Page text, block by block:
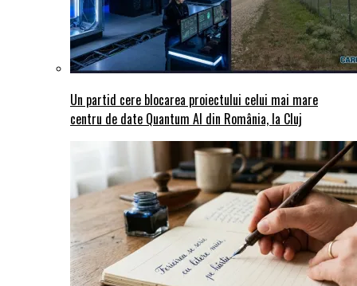
Un partid cere blocarea proiectului celui mai mare
centru de date Quantum AI din România, la Cluj